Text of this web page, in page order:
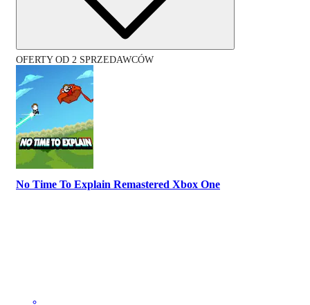
OFERTY OD 2 SPRZEDAWCÓW
No Time To Explain Remastered Xbox One